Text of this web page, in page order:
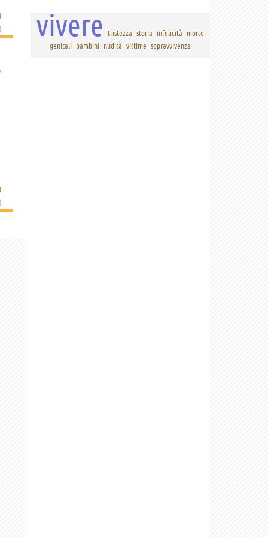
]
]
vivere tristezza storia infelicità
morte
genitali
bambini nudità vittime sopravvivenza